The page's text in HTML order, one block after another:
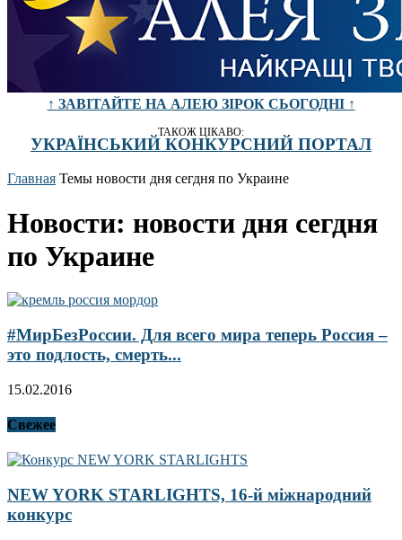
↑ ЗАВІТАЙТЕ НА АЛЕЮ ЗІРОК СЬОГОДНІ ↑
ТАКОЖ ЦІКАВО:
УКРАЇНСЬКИЙ КОНКУРСНИЙ ПОРТАЛ
Главная Темы новости дня сегдня по Украине
Новости: новости дня сегдня
по Украине
#МирБезРоссии. Для всего мира теперь Россия –
это подлость, смерть...
15.02.2016
Свежее
NEW YORK STARLIGHTS, 16-й міжнародний
конкурс